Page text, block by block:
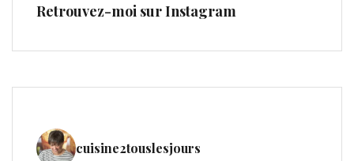
Retrouvez-moi sur Instagram
cuisine2touslesjours